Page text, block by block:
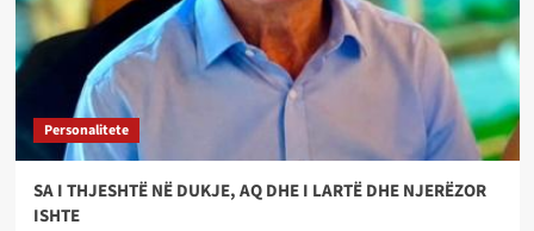
Personalitete
SA I THJESHTË NË DUKJE, AQ DHE I LARTË DHE NJERËZOR
ISHTE